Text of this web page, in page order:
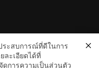
Policy)
ระสบการณ์ที่ดีในการ
ละเอียดได้ที่
ดการความเป็นส่วนตัว